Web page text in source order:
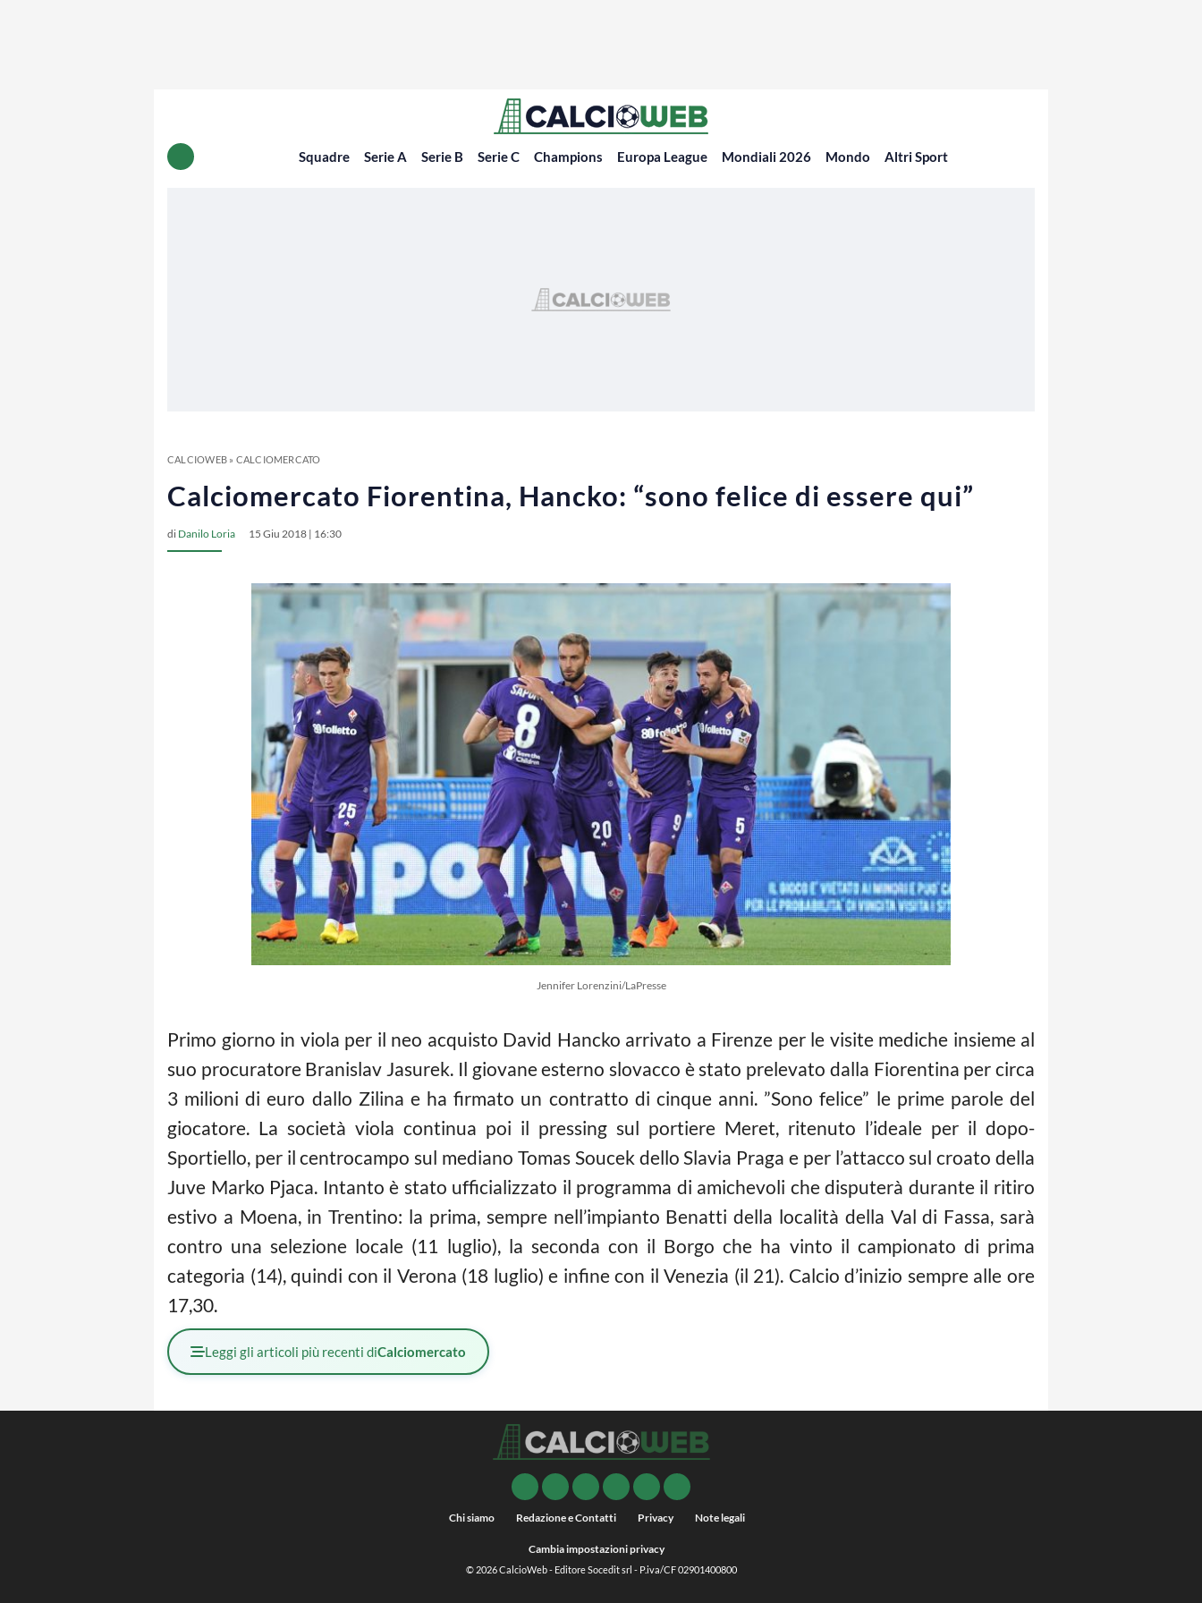
Squadre Serie A Serie B Serie C Champions Europa League Mondiali 2026 Mondo Altri Sport
CALCIOWEB» CALCIOMERCATO
Calciomercato Fiorentina, Hancko: “sono felice di essere qui”
di Danilo Loria 15 Giu 2018 | 16:30
Jennifer Lorenzini/LaPresse
Primo giorno in viola per il neo acquisto David Hancko arrivato a Firenze per le visite mediche insieme al
suo procuratore Branislav Jasurek. Il giovane esterno slovacco è stato prelevato dalla Fiorentina per circa
3 milioni di euro dallo Zilina e ha firmato un contratto di cinque anni. ”Sono felice” le prime parole del
giocatore. La società viola continua poi il pressing sul portiere Meret, ritenuto l’ideale per il dopo-
Sportiello, per il centrocampo sul mediano Tomas Soucek dello Slavia Praga e per l’attacco sul croato della
Juve Marko Pjaca. Intanto è stato ufficializzato il programma di amichevoli che disputerà durante il ritiro
estivo a Moena, in Trentino: la prima, sempre nell’impianto Benatti della località della Val di Fassa, sarà
contro una selezione locale (11 luglio), la seconda con il Borgo che ha vinto il campionato di prima
categoria (14), quindi con il Verona (18 luglio) e infine con il Venezia (il 21). Calcio d’inizio sempre alle ore
17,30.
Leggi gli articoli più recenti diCalciomercato
Chi siamo Redazione e Contatti Privacy Note legali
Cambia impostazioni privacy
© 2026CalcioWeb- Editore Socedit srl - P.iva/CF 02901400800